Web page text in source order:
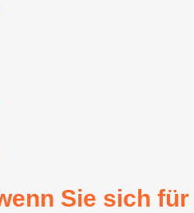
Sie sich